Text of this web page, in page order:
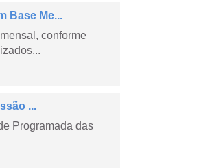
Base Me...
conforme
...
Programada das